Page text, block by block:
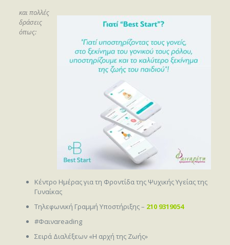
και πολλές
δράσεις
όπως:
Κέντρο Ημέρας για τη Φροντίδα της Ψυχικής Υγείας της
Γυναίκας
Τηλεφωνική Γραμμή Υποστήριξης – 210 9319054
#Φαιναreading
Σειρά Διαλέξεων «Η αρχή της Ζωής»